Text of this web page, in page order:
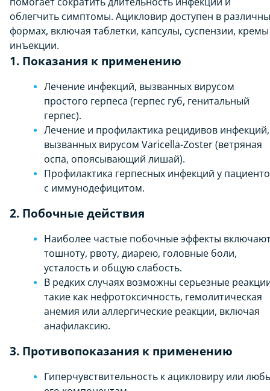
облегчить симптомы. Ацикловир доступен в
формах, включая таблетки, капсулы, суспензии,
инъекции.
1. Показания к применению
Лечение инфекций, вызванных вирусом
простого герпеса (герпес губ, генитальный
герпес).
Лечение и профилактика рецидивов инфекций,
вызванных вирусом Varicella-Zoster (ветряная
оспа, опоясывающий лишай).
Профилактика герпесных инфекций у
с иммунодефицитом.
2. Побочные действия
Наиболее частые побочные эффекты
тошноту, рвоту, диарею, головные боли,
усталость и общую слабость.
В редких случаях возможны серьезные
такие как нефротоксичность, гемолитическая
анемия или аллергические реакции, включая
анафилаксию.
3. Противопоказания к применению
Гиперчувствительность к ацикловиру или